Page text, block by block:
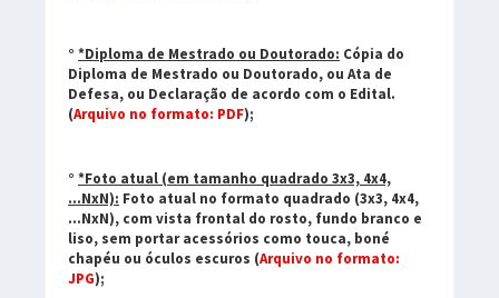
° *Diploma de Mestrado ou Doutorado: Cópia do
Diploma de Mestrado ou Doutorado, ou Ata de
Defesa, ou Declaração de acordo com o Edital.
(Arquivo no formato: PDF);
° *Foto atual (em tamanho quadrado 3x3, 4x4,
...NxN): Foto atual no formato quadrado (3x3, 4x4,
...NxN), com vista frontal do rosto, fundo branco e
liso, sem portar acessórios como touca, boné
chapéu ou óculos escuros (Arquivo no formato:
JPG);